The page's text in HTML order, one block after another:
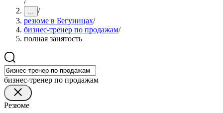
... /
резюме в Бегуницах/
бизнес-тренер по продажам/
полная занятость
бизнес-тренер по продажам
Резюме